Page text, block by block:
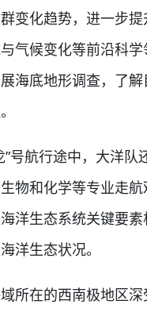
变化趋势，进一步
气候变化等前沿科
海底地形调查，了
航行途中，大洋队
物和化学等专业走
洋生态系统关键要
洋生态状况。
在的西南极地区深